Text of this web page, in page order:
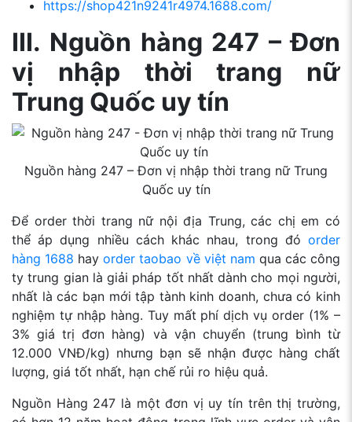
https://shop421n9241r4974.1688.com/
III. Nguồn hàng 247 – Đơn
vị nhập thời trang nữ
Trung Quốc uy tín
Nguồn hàng 247 – Đơn vị nhập thời trang nữ Trung
Quốc uy tín
Để order thời trang nữ nội địa Trung, các chị em có
thể áp dụng nhiều cách khác nhau, trong đó order
hàng 1688 hayorder taobao về việt nam qua các công
ty trung gian là giải pháp tốt nhất dành cho mọi người,
nhất là các bạn mới tập tành kinh doanh, chưa có kinh
nghiệm tự nhập hàng. Tuy mất phí dịch vụ order (1% –
3% giá trị đơn hàng) và vận chuyển (trung bình từ
12.000 VNĐ/kg) nhưng bạn sẽ nhận được hàng chất
lượng, giá tốt nhất, hạn chế rủi ro hiệu quả.
Nguồn Hàng 247 là một đơn vị uy tín trên thị trường,